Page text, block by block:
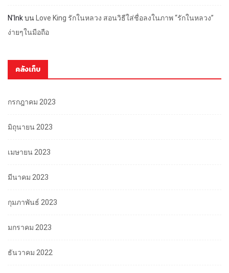
N'Inkบน
Love King รักในหลวง สอนวิธีใส่ชื่อลงในภาพ “รักในหลวง”
ง่ายๆในมือถือ
คลังเก็บ
กรกฎาคม 2023
มิถุนายน 2023
เมษายน 2023
มีนาคม 2023
กุมภาพันธ์ 2023
มกราคม 2023
ธันวาคม 2022